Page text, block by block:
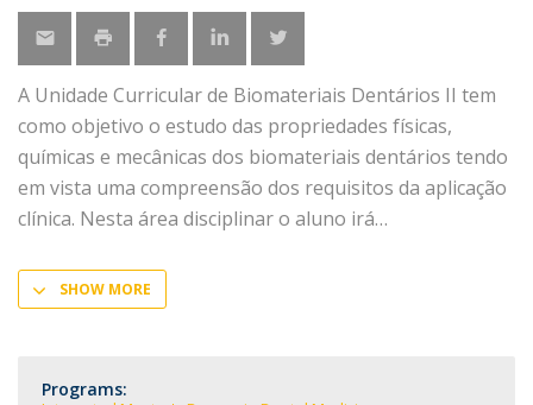
A Unidade Curricular de Biomateriais Dentários II tem
como objetivo o estudo das propriedades físicas,
químicas e mecânicas dos biomateriais dentários tendo
em vista uma compreensão dos requisitos da aplicação
clínica. Nesta área disciplinar o aluno irá
SHOW MORE
Programs: